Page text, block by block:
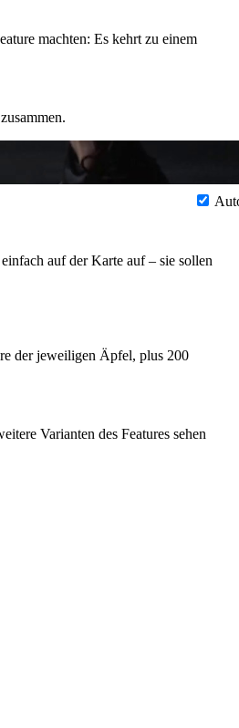
machten: Es kehrt zu einem
auf der Karte auf – sie sollen
der jeweiligen Äpfel, plus 200
Varianten des Features sehen